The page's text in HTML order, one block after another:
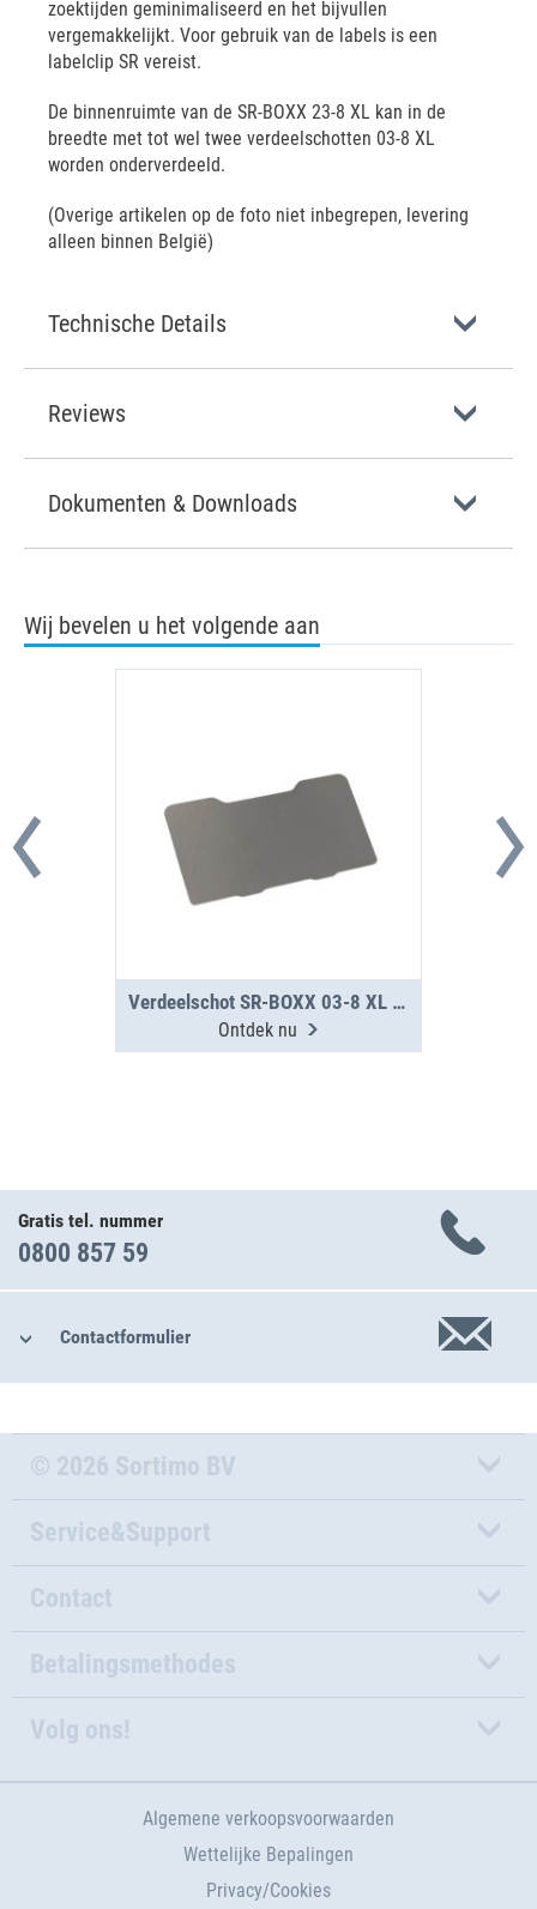
zoektijden geminimaliseerd en het bijvullen
vergemakkelijkt. Voor gebruik van de labels is een
labelclip SR vereist.
De binnenruimte van de SR-BOXX 23-8 XL kan in de
breedte met tot wel twee verdeelschotten 03-8 XL
worden onderverdeeld.
(Overige artikelen op de foto niet inbegrepen, levering
alleen binnen België)
Technische Details
Reviews
Dokumenten & Downloads
Wij bevelen u het volgende aan
Verdeelschot SR-BOXX 03-8 XL SR5
Ontdek nu
Gratis tel. nummer
0800 857 59
Contactformulier
© 2026 Sortimo BV
Service&Support
Contact
Betalingsmethodes
Volg ons!
Algemene verkoopsvoorwaarden
Wettelijke Bepalingen
Privacy/Cookies